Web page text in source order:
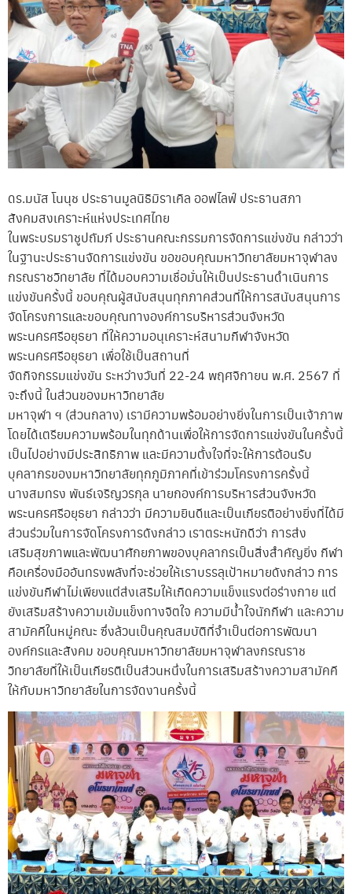
ดร.มนัส โนนุช ประธานมูลนิธิมิราเคิล ออฟไลฟ์ ประธานสภา
สังคมสงเคราะห์แห่งประเทศไทย
ในพระบรมราชูปถัมภ์ ประธานคณะกรรมการจัดการแข่งขัน กล่าวว่า
ในฐานะประธานจัดการแข่งขัน ขอขอบคุณมหาวิทยาลัยมหาจุฬาลง
กรณราชวิทยาลัย ที่ได้มอบความเชื่อมั่นให้เป็นประธานดำเนินการ
แข่งขันครั้งนี้ ขอบคุณผู้สนับสนุนทุกภาคส่วนที่ให้การสนับสนุนการ
จัดโครงการและขอบคุณทางองค์การบริหารส่วนจังหวัด
พระนครศรีอยุธยา ที่ให้ความอนุเคราะห์สนามกีฬาจังหวัด
พระนครศรีอยุธยา เพื่อใช้เป็นสถานที่
จัดกิจกรรมแข่งขัน ระหว่างวันที่ 22-24 พฤศจิกายน พ.ศ. 2567 ที่
จะถึงนี้ ในส่วนของมหาวิทยาลัย
มหาจุฬา ฯ (ส่วนกลาง) เรามีความพร้อมอย่างยิ่งในการเป็นเจ้าภาพ
โดยได้เตรียมความพร้อมในทุกด้านเพื่อให้การจัดการแข่งขันในครั้งนี้
เป็นไปอย่างมีประสิทธิภาพ และมีความตั้งใจที่จะให้การต้อนรับ
บุคลากรของมหาวิทยาลัยทุกภูมิภาคที่เข้าร่วมโครงการครั้งนี้
นางสมทรง พันธ์เจริญวรกุล นายกองค์การบริหารส่วนจังหวัด
พระนครศรีอยุธยา กล่าวว่า มีความยินดีและเป็นเกียรติอย่างยิ่งที่ได้มี
ส่วนร่วมในการจัดโครงการดังกล่าว เราตระหนักดีว่า การส่ง
เสริมสุขภาพและพัฒนาศักยภาพของบุคลากรเป็นสิ่งสำคัญยิ่ง กีฬา
คือเครื่องมืออันทรงพลังที่จะช่วยให้เราบรรลุเป้าหมายดังกล่าว การ
แข่งขันกีฬาไม่เพียงแต่ส่งเสริมให้เกิดความแข็งแรงต่อร่างกาย แต่
ยังเสริมสร้างความเข้มแข็งทางจิตใจ ความมีน้ำใจนักกีฬา และความ
สามัคคีในหมู่คณะ ซึ่งล้วนเป็นคุณสมบัติที่จำเป็นต่อการพัฒนา
องค์กรและสังคม ขอบคุณมหาวิทยาลัยมหาจุฬาลงกรณราช
วิทยาลัยที่ให้เป็นเกียรติเป็นส่วนหนึ่งในการเสริมสร้างความสามัคคี
ให้กับมหาวิทยาลัยในการจัดงานครั้งนี้